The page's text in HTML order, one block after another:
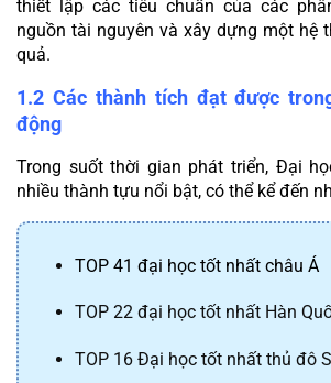
thiết lập các tiêu chuẩn của các
nguồn tài nguyên và xây dựng một hệ
quả.
1.2 Các thành tích đạt được
động
Trong suốt thời gian phát triển, Đại
nhiều thành tựu nổi bật, có thể kể đến
TOP 41 đại học tốt nhất châu Á
TOP 22 đại học tốt nhất Hàn
TOP 16 Đại học tốt nhất thủ đô